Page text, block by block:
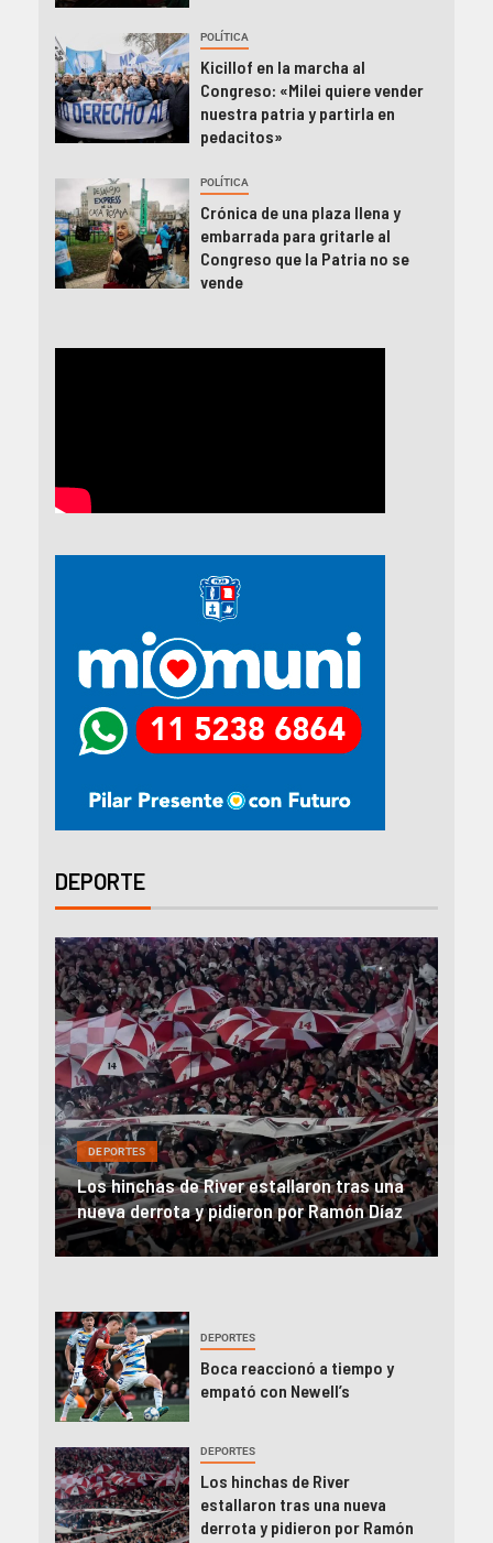
POLÍTICA
Kicillof en la marcha al
Congreso: «Milei quiere vender
nuestra patria y partirla en
pedacitos»
POLÍTICA
Crónica de una plaza llena y
embarrada para gritarle al
Congreso que la Patria no se
vende
DEPORTE
DEPORTES
River, en caída libre: perdió con Central y
el Monumental explotó
DEPORTES
Boca reaccionó a tiempo y
empató con Newell’s
DEPORTES
Los hinchas de River
estallaron tras una nueva
derrota y pidieron por Ramón